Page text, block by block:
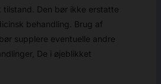
tilstand. Den bør ikke erstatte
behandling. Brug af
supplere eventuelle andre
De i øjeblikket